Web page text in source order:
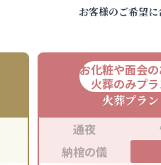
お客様のご希望に
お化粧や面会
火葬のみプ
火葬プラン
通夜
納棺の儀